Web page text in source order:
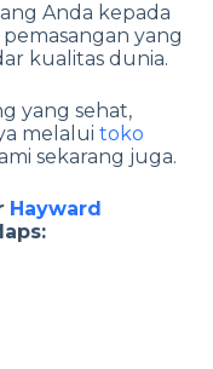
Anda kepada
yang
kualitas dunia.
yang sehat,
melalui toko
sekarang juga.
Hayward